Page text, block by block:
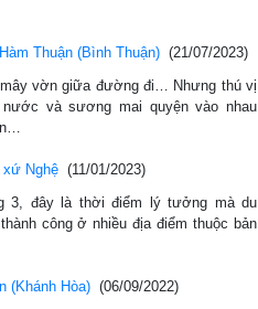
Thuận (Bình Thuận) (21/07/2023)
vờn giữa đường đi… Nhưng thú vị
và sương mai quyện vào nhau
xứ Nghệ (11/01/2023)
3, đây là thời điểm lý tưởng mà du
công ở nhiều địa điểm thuộc bản
(Khánh Hòa) (06/09/2022)